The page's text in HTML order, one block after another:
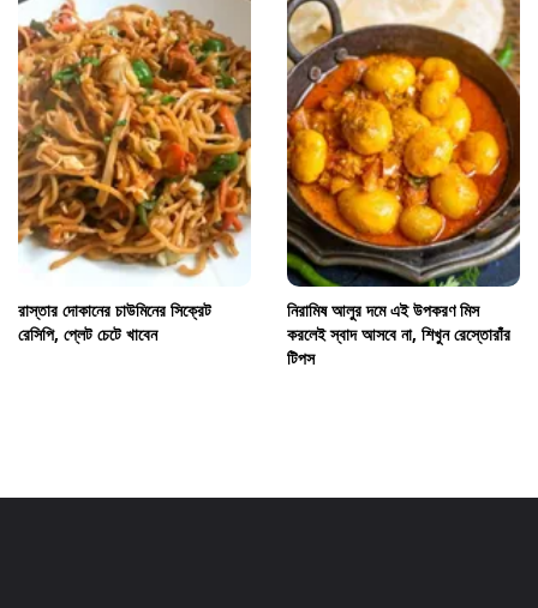
রাস্তার দোকানের চাউমিনের সিক্রেট
রেসিপি, প্লেট চেটে খাবেন
নিরামিষ আলুর দমে এই উপকরণ মিস
করলেই স্বাদ আসবে না, শিখুন রেস্তোরাঁর
টিপস